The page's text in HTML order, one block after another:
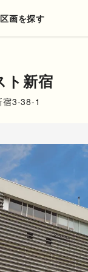
区画を探す
ト新宿
宿3-38-1